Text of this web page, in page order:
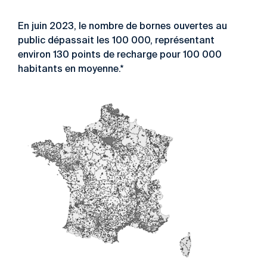
En juin 2023, le nombre de bornes ouvertes au
public dépassait les 100 000, représentant
environ 130 points de recharge pour 100 000
habitants en moyenne.*